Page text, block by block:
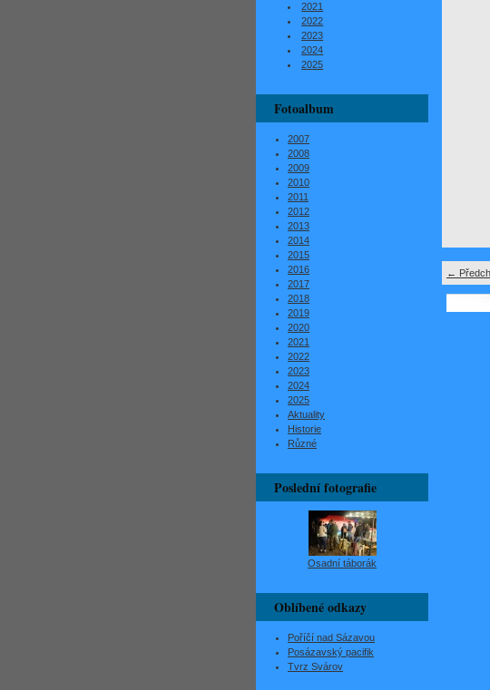
←
2021
2022
2023
2024
2025
Fotoalbum
2007
2008
2009
2010
2011
2012
2013
2014
2015
2016
2017
2018
2019
2020
2021
2022
2023
2024
2025
Aktuality
Historie
Různé
Poslední fotografie
Osadní táborák
Oblíbené odkazy
Poříčí nad Sázavou
Posázavský pacifik
Tvrz Svárov